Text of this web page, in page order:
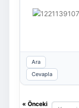
Ara
Cevapla
« Önceki